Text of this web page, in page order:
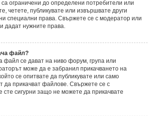
ограничени до определени потребители или
четете, публикувате или извършвате други
специални права. Свържете се с модератор или
дадат нужните права.
файл?
файл се дават на ниво форум, група или
може да е забранил прикачването на
се опитвате да публикувате или само
да прикачват файлове. Свържете се с
сте сигурни защо не можете да прикачвате